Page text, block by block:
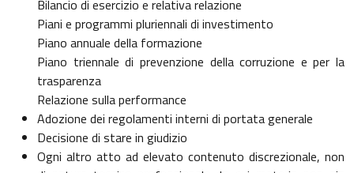
Bilancio di esercizio e relativa relazione
Piani e programmi pluriennali di investimento
Piano annuale della formazione
Piano triennale di prevenzione della corruzione e per la
trasparenza
Relazione sulla performance
Adozione dei regolamenti interni di portata generale
Decisione di stare in giudizio
Ogni altro atto ad elevato contenuto discrezionale, non